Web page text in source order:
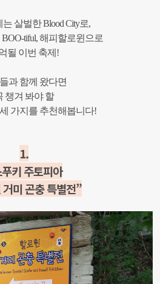
살벌한 Blood City로,
tiful,해피할로윈으로
될 이번 축제!
과 함께 왔다면
챙겨 봐야 할
가지를 추천해봅니다!
1.
키 주토피아
거미 곤충 특별전”